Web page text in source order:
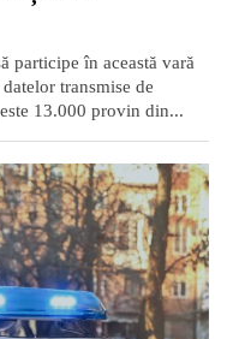
participe în această vară
transmise de
13.000 provin din...